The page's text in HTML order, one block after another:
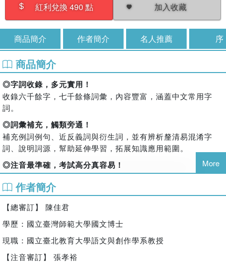
紅利兌換 490 點 加入收藏
商品簡介 作者簡介 名人推薦 序
商品簡介
◎字詞收錄，多元實用！
收錄六千餘字，七千餘條詞彙，內容豐富，涵蓋中文常用字
詞。
◎詞彙補充，觸類旁通！
補充例詞例句、近反義詞與衍生詞，並有辨析釐清易混淆字
詞、說明詞源，幫助延伸學習，拓展知識應用範圍。
◎注音最準確，考試高分真容易！
依教育部《一字多音審訂表》標示，由審音委員張孝裕教授親
自校閱。單字附注漢語拼音，外語學習也可用。
◎字該怎麼寫，看我最正確！
順手冊》，一筆一畫雙色呈現。
◎檢索簡易，輕鬆上手！
三種檢索方式，包含《部首索引》、《注音符號與漢語拼音對
More
作者簡介
【總審訂】 陳佳君
學歷：國立臺灣師範大學國文博士
現職：國立臺北教育大學語文與創作學系教授
【注音審訂】 張孝裕